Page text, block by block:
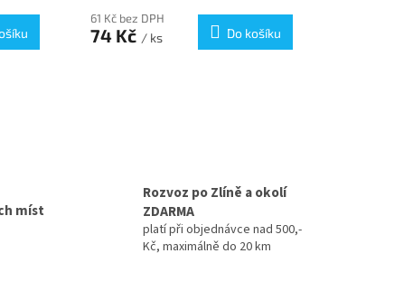
61 Kč bez DPH
74 Kč / ks Do košíku
míst
Rozvoz po Zlíně a okolí
ZDARMA
platí při objednávce nad 500,-
Kč, maximálně do 20 km